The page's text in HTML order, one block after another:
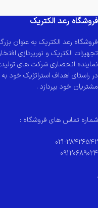
فروشگاه رعد الکتریک
فروشگاه رعد الکتریک به عنوان
تجهیزات الکتریک و نورپردازی
نماینده انحصاری شرکت های
در راستای اهداف استراتژیک خود
مشتریان خود بپردازد .
شماره تماس های فروشگاه :
021-28426542
09120689024
.